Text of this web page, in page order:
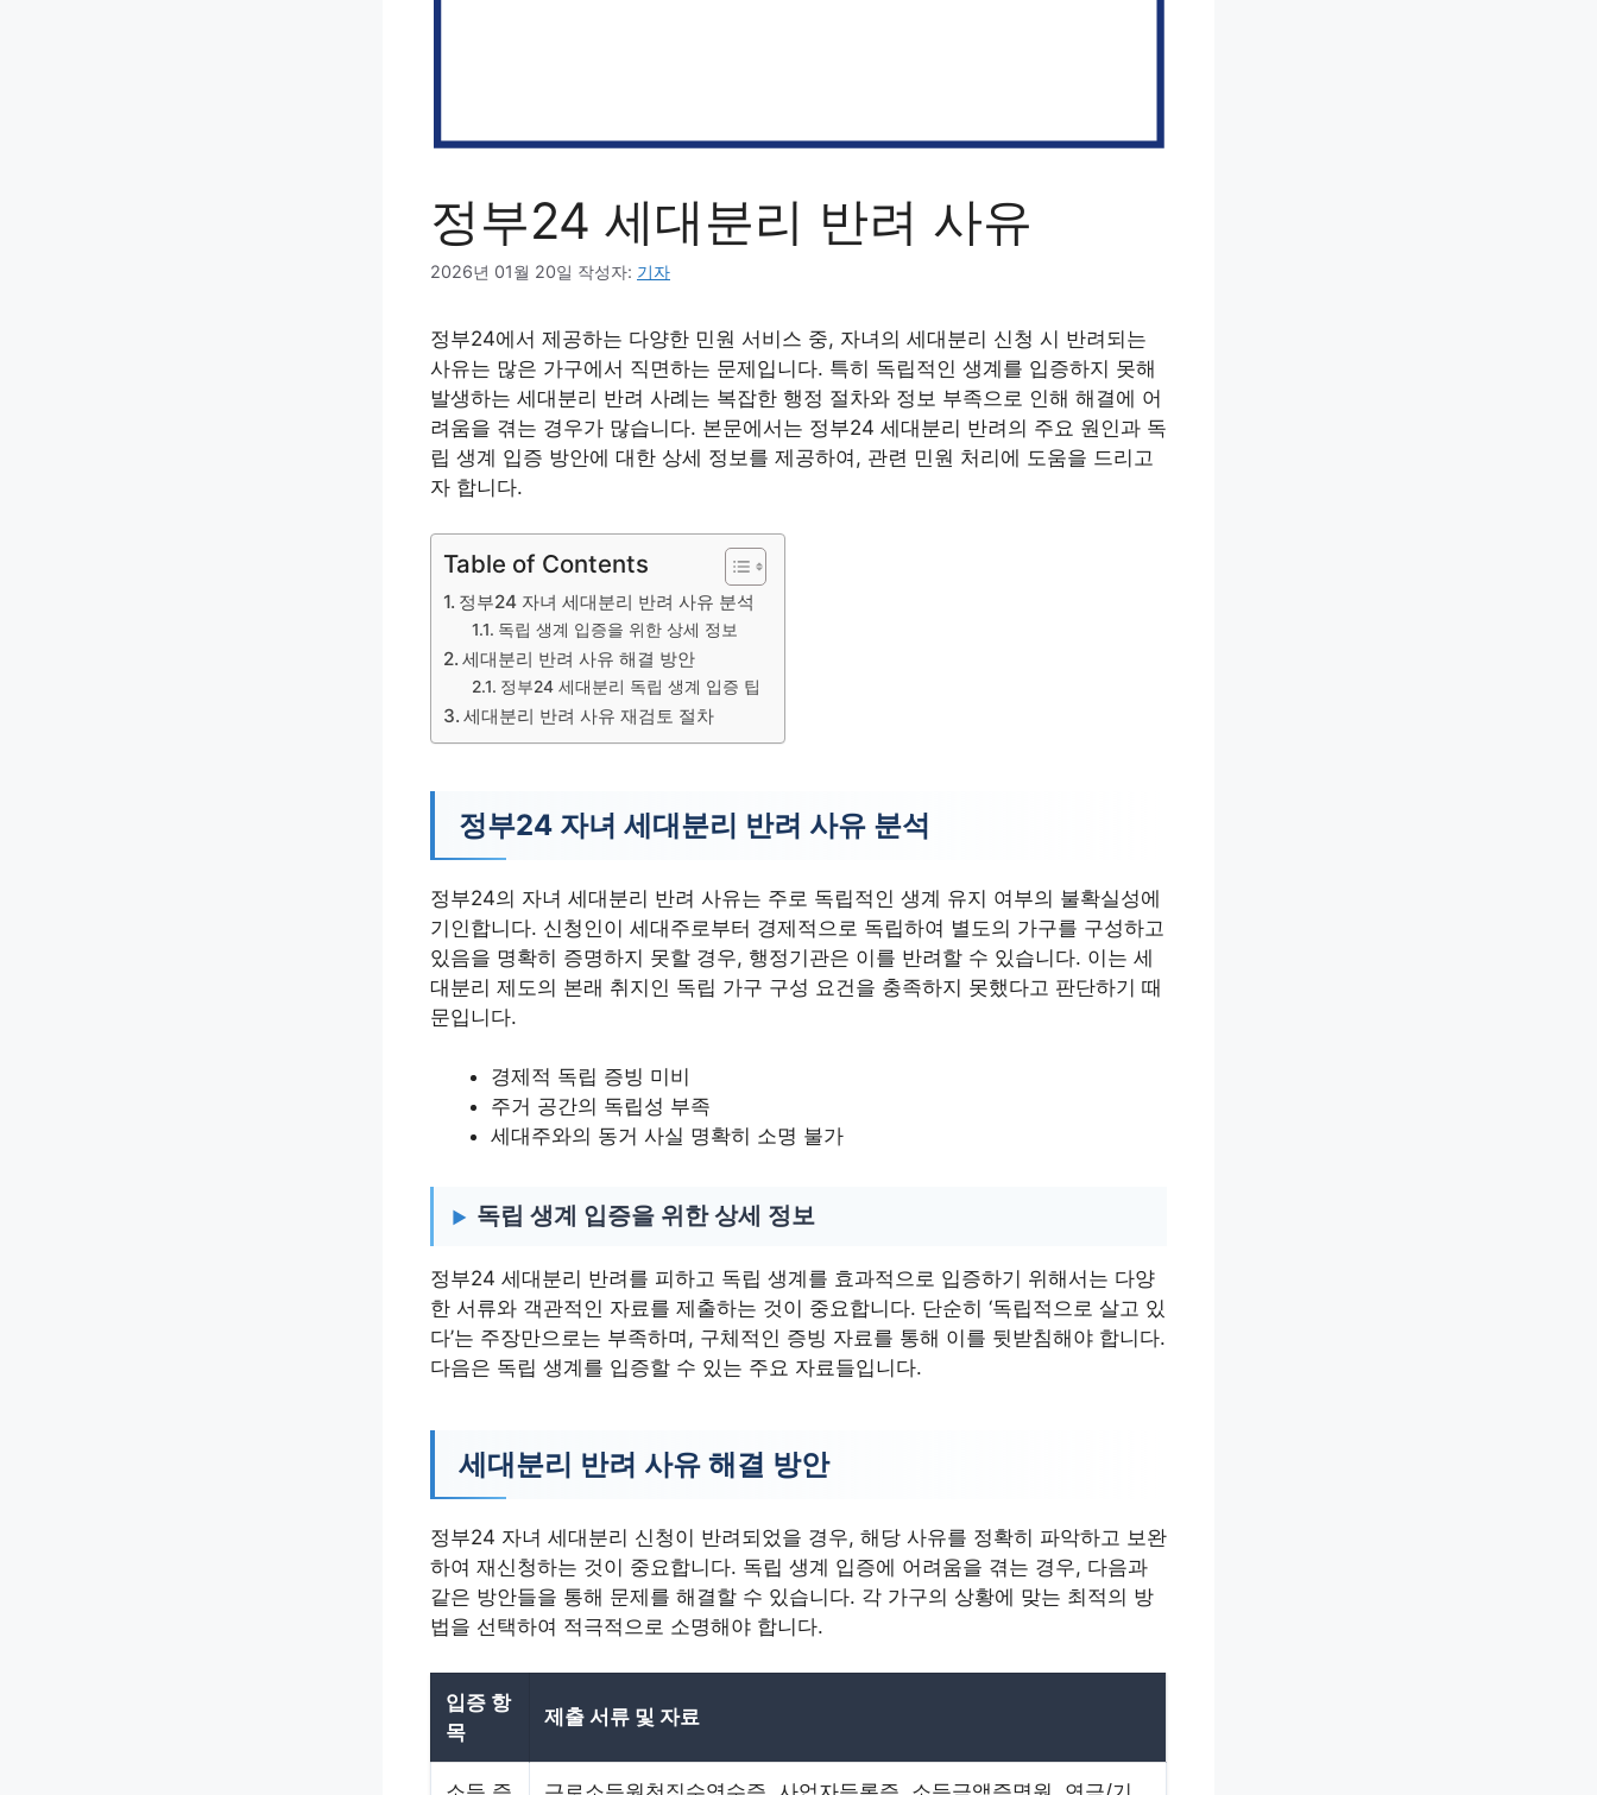
정부24 세대분리 반려 사유
2026년 01월 20일 작성자: 기자
정부24에서 제공하는 다양한 민원 서비스 중, 자녀의 세대분리 신청 시 반려되는
사유는 많은 가구에서 직면하는 문제입니다. 특히 독립적인 생계를 입증하지 못해
발생하는 세대분리 반려 사례는 복잡한 행정 절차와 정보 부족으로 인해 해결에 어
려움을 겪는 경우가 많습니다. 본문에서는 정부24 세대분리 반려의 주요 원인과 독
립 생계 입증 방안에 대한 상세 정보를 제공하여, 관련 민원 처리에 도움을 드리고
자 합니다.
Table of Contents
정부24 자녀 세대분리 반려 사유 분석
독립 생계 입증을 위한 상세 정보
세대분리 반려 사유 해결 방안
정부24 세대분리 독립 생계 입증 팁
세대분리 반려 사유 재검토 절차
정부24 자녀 세대분리 반려 사유 분석
정부24의 자녀 세대분리 반려 사유는 주로 독립적인 생계 유지 여부의 불확실성에
기인합니다. 신청인이 세대주로부터 경제적으로 독립하여 별도의 가구를 구성하고
있음을 명확히 증명하지 못할 경우, 행정기관은 이를 반려할 수 있습니다. 이는 세
대분리 제도의 본래 취지인 독립 가구 구성 요건을 충족하지 못했다고 판단하기 때
문입니다.
경제적 독립 증빙 미비
주거 공간의 독립성 부족
세대주와의 동거 사실 명확히 소명 불가
독립 생계 입증을 위한 상세 정보
정부24 세대분리 반려를 피하고 독립 생계를 효과적으로 입증하기 위해서는 다양
한 서류와 객관적인 자료를 제출하는 것이 중요합니다. 단순히 ‘독립적으로 살고 있
다’는 주장만으로는 부족하며, 구체적인 증빙 자료를 통해 이를 뒷받침해야 합니다.
다음은 독립 생계를 입증할 수 있는 주요 자료들입니다.
세대분리 반려 사유 해결 방안
정부24 자녀 세대분리 신청이 반려되었을 경우, 해당 사유를 정확히 파악하고 보완
하여 재신청하는 것이 중요합니다. 독립 생계 입증에 어려움을 겪는 경우, 다음과
같은 방안들을 통해 문제를 해결할 수 있습니다. 각 가구의 상황에 맞는 최적의 방
법을 선택하여 적극적으로 소명해야 합니다.
입증 항
목
제출 서류 및 자료